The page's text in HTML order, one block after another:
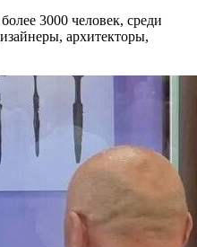
3000 человек, среди
архитекторы,